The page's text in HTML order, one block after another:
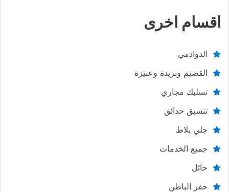
اقسام اخرى
الدوادمي
القصيم وبريدة وعنيزة
تسليك مجاري
تنسيق حدائق
جلي بلاط
جميع الخدمات
حائل
حفر الباطن